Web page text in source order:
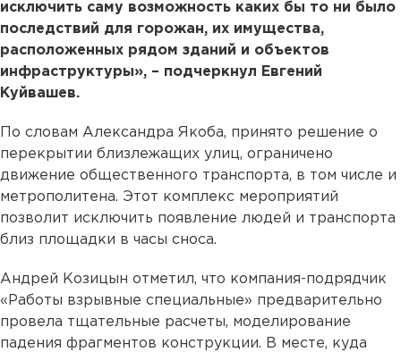
исключить саму возможность каких бы то ни было
последствий для горожан, их имущества,
расположенных рядом зданий и объектов
инфраструктуры», – подчеркнул Евгений
Куйвашев.
По словам Александра Якоба, принято решение о
перекрытии близлежащих улиц, ограничено
движение общественного транспорта, в том числе и
метрополитена. Этот комплекс мероприятий
позволит исключить появление людей и транспорта
близ площадки в часы сноса.
Андрей Козицын отметил, что компания-подрядчик
«Работы взрывные специальные» предварительно
провела тщательные расчеты, моделирование
падения фрагментов конструкции. В месте, куда